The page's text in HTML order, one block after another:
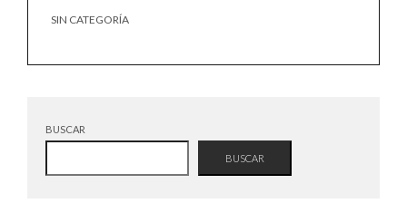
SIN CATEGORÍA
BUSCAR
BUSCAR